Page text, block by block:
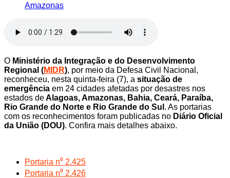
Amazonas
O Ministério da Integração e do Desenvolvimento
Regional (MIDR), por meio da Defesa Civil Nacional,
reconheceu, nesta quinta-feira (7), a situação de
emergência em 24 cidades afetadas por desastres nos
estados deAlagoas, Amazonas, Bahia, Ceará, Paraíba,
Rio Grande do Norte e Rio Grande do Sul . As portarias
com os reconhecimentos foram publicadas no Diário Oficial
da União (DOU). Confira mais detalhes abaixo.
Portaria n⁰ 2.425
Portaria n⁰ 2.426